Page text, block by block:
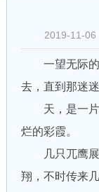
2019-11-06
一望无际的
去，直到那迷
天，是一片
烂的彩霞。
几只兀鹰展
翔，不时传来